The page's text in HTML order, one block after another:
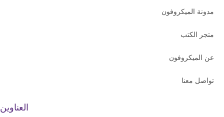
مدونة الميكروفون
متجر الكتب
عن الميكروفون
تواصل معنا
العناوين